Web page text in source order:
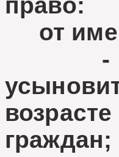
от
-
граждан;